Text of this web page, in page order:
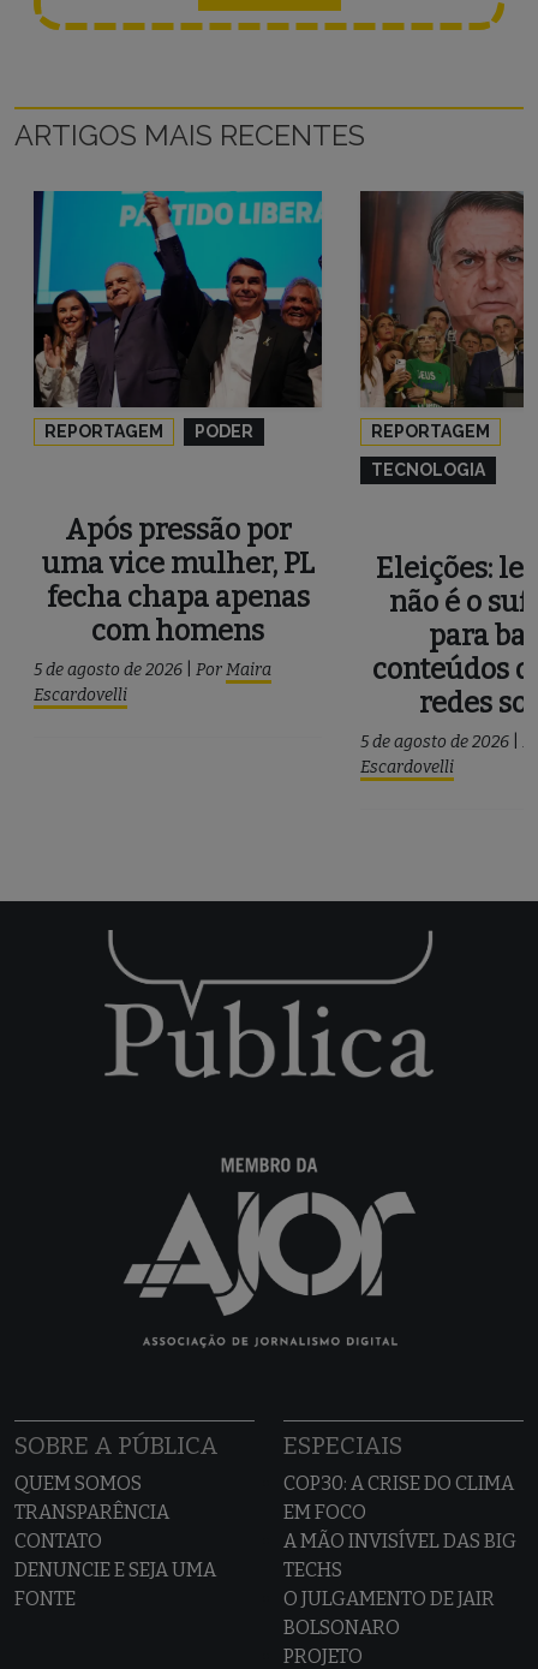
ARTIGOS MAIS RECENTES
REPORTAGEM PODER
Após pressão por
uma vice mulher, PL
fecha chapa apenas
com homens
5 de agosto de 2026 PorMaira
Escardovelli
REPORTAGEM
TECNOLOGIA
Eleições:
não é o
para
conteúdos
redes
5 de agosto de 2026
Escardovelli
SOBRE A PÚBLICA
QUEM SOMOS
TRANSPARÊNCIA
CONTATO
DENUNCIE E SEJA UMA
FONTE
ESPECIAIS
COP30: A CRISE DO CLIMA
EM FOCO
A MÃO INVISÍVEL DAS BIG
TECHS
O JULGAMENTO DE JAIR
BOLSONARO
PROJETO